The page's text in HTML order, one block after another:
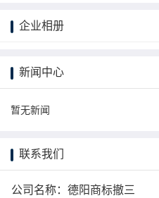
企业相册
新闻中心
暂无新闻
联系我们
公司名称：德阳商标撤三